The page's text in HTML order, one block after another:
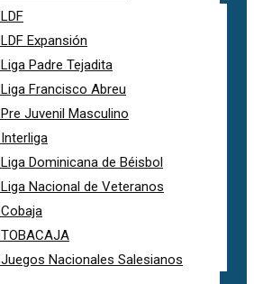
LDF
LDF Expansión
Liga Padre Tejadita
Liga Francisco Abreu
Pre Juvenil Masculino
Interliga
Liga Dominicana de Béisbol
Liga Nacional de Veteranos
Cobaja
TOBACAJA
Juegos Nacionales Salesianos